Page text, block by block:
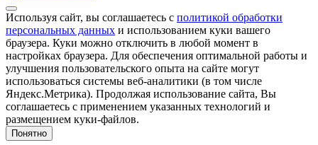
Используя сайт, вы соглашаетесь с политикой обработки
персональных данных и использованием куки вашего
браузера. Куки можно отключить в любой момент в
настройках браузера. Для обеспечения оптимальной работы и
улучшения пользовательского опыта на сайте могут
использоваться системы веб-аналитики (в том числе
Яндекс.Метрика). Продолжая использование сайта, Вы
соглашаетесь с применением указанных технологий и
размещением куки-файлов.
Понятно